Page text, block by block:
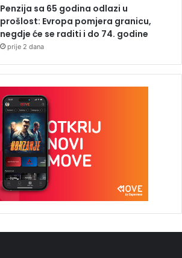
Penzija sa 65 godina odlazi u
prošlost: Evropa pomjera granicu,
negdje će se raditi i do 74. godine
prije 2 dana